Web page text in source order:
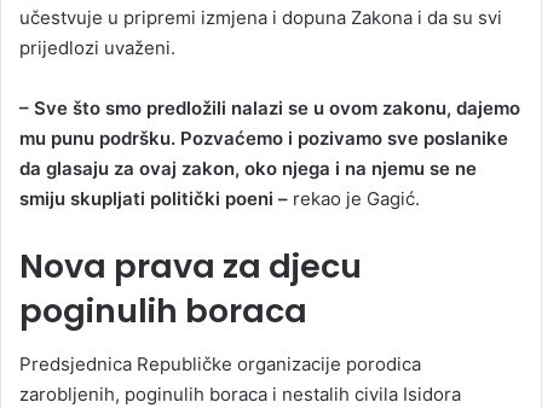
učestvuje u pripremi izmjena i dopuna Zakona i da su svi
prijedlozi uvaženi.
– Sve što smo predložili nalazi se u ovom zakonu, dajemo
mu punu podršku. Pozvaćemo i pozivamo sve poslanike
da glasaju za ovaj zakon, oko njega i na njemu se ne
smiju skupljati politički poeni – rekao je Gagić.
Nova prava za djecu
poginulih boraca
Predsjednica Republičke organizacije porodica
zarobljenih, poginulih boraca i nestalih civila Isidora